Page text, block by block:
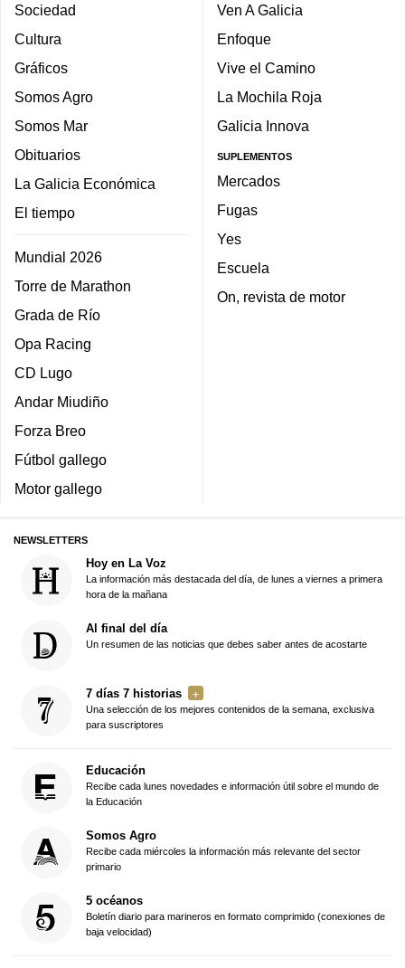
Sociedad
Cultura
Gráficos
Somos Agro
Somos Mar
Obituarios
La Galicia Económica
El tiempo
Mundial 2026
Torre de Marathon
Grada de Río
Opa Racing
CD Lugo
Andar Miudiño
Forza Breo
Fútbol gallego
Motor gallego
Ven A Galicia
Enfoque
Vive el Camino
La Mochila Roja
Galicia Innova
SUPLEMENTOS
Mercados
Fugas
Yes
Escuela
On, revista de motor
NEWSLETTERS
Hoy en La Voz
La información más destacada del día, de lunes a viernes a primera
hora de la mañana
Al final del día
Un resumen de las noticias que debes saber antes de acostarte
7 días 7 historias
Una selección de los mejores contenidos de la semana, exclusiva
para suscriptores
Educación
Recibe cada lunes novedades e información útil sobre el mundo de
la Educación
Somos Agro
Recibe cada miércoles la información más relevante del sector
primario
5 océanos
Boletín diario para marineros en formato comprimido (conexiones de
baja velocidad)